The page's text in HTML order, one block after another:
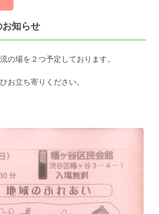
お知らせ
の場を２つ予定しております。
お立ち寄りください。